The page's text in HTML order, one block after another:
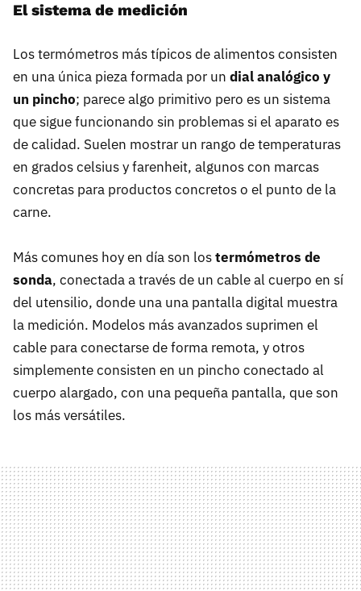
El sistema de medición
Los termómetros más típicos de alimentos consisten
en una única pieza formada por un dial analógico y
un pincho; parece algo primitivo pero es un sistema
que sigue funcionando sin problemas si el aparato es
de calidad. Suelen mostrar un rango de temperaturas
en grados celsius y farenheit, algunos con marcas
concretas para productos concretos o el punto de la
carne.
Más comunes hoy en día son lostermómetros de
sonda, conectada a través de un cable al cuerpo en sí
del utensilio, donde una una pantalla digital muestra
la medición. Modelos más avanzados suprimen el
cable para conectarse de forma remota, y otros
simplemente consisten en un pincho conectado al
cuerpo alargado, con una pequeña pantalla, que son
los más versátiles.